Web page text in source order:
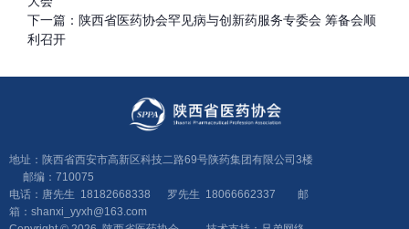
下一篇： 陕西省医药协会罕见病与创新药服务专委会 筹备会顺
利召开
地址：陕西省西安市高新区科技二路69号陕药集团有限公司3楼
邮编：710075
电话：唐先生 18182668338 罗先生 18066662337 邮
箱：shanxi_yyxh@163.com